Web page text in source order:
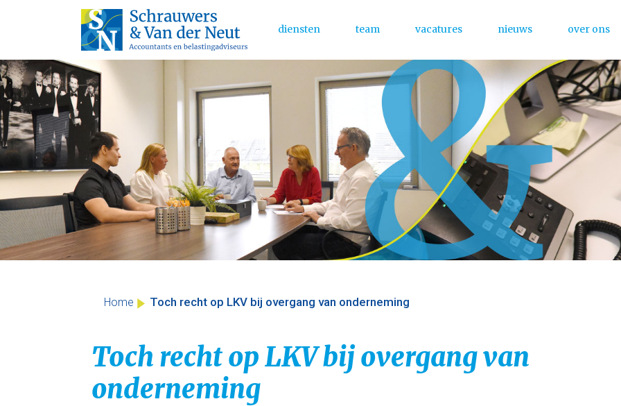
Skip
to
content
Main Menu
diensten team vacatures nieuws over ons
Home Toch recht op LKV bij overgang van onderneming
Toch recht op LKV bij overgang van
onderneming